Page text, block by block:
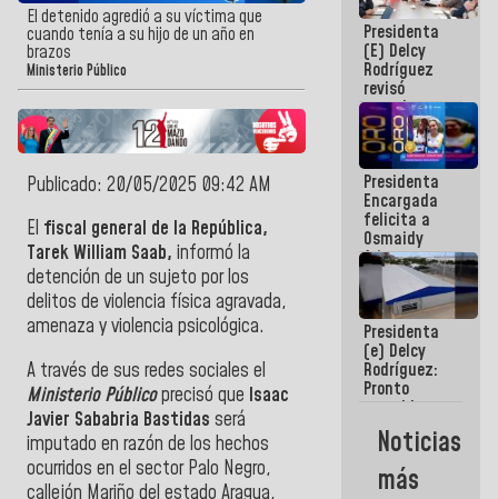
El detenido agredió a su víctima que
cuando tenía a su hijo de un año en
brazos
Ministerio Público
Publicado: 20/05/2025 09:42 AM
El fiscal general de la República,
Tarek William Saab, informó la
detención de un sujeto por los
delitos de violencia física agravada,
amenaza y violencia psicológica.
A través de sus redes sociales el
Ministerio Públicoprecisó que Isaac
Javier Sababria Bastidas será
imputado en razón de los hechos
ocurridos en el sector Palo Negro,
callejón Mariño del estado Aragua,
en Juegos
Centroamericanos
y del Caribe
2026
Presidenta
(E) Delcy
Rodríguez
revisó
agenda
económica y
ejecución de
fondos de
emergencia
post-sismos
Presidenta
Encargada
felicita a
Osmaidy
Arias y
Giraly
Marcano por
hacer
historia en
los
Centroamericanos
Presidenta
(e) Delcy
Rodríguez:
Pronto
restableceremos
las
operaciones
Aeropuerto
Noticias
más